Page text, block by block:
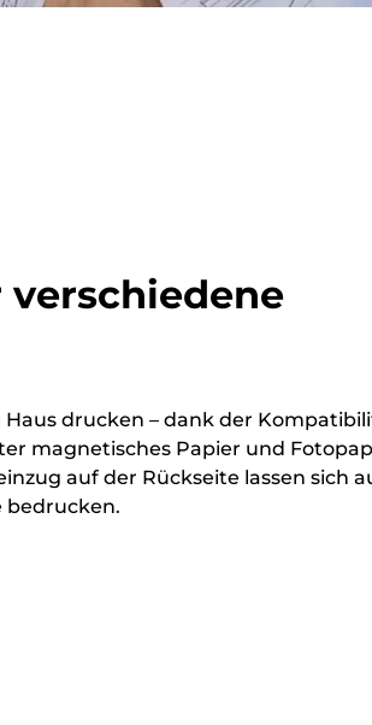
drucken – dank der
magnetisches Papier und
auf der Rückseite lassen sich
bedrucken.